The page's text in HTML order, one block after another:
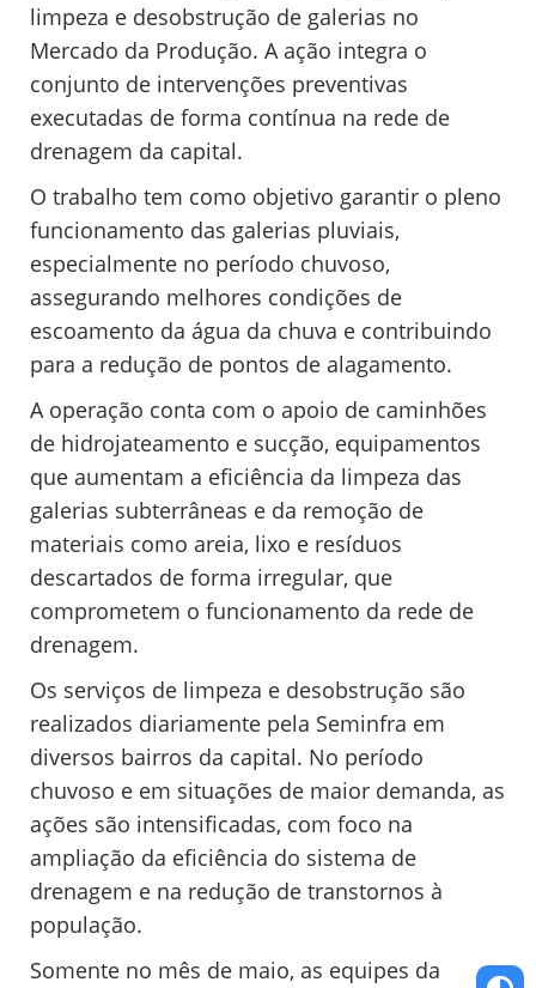
limpeza e desobstrução de galerias no
Mercado da Produção. A ação integra o
conjunto de intervenções preventivas
executadas de forma contínua na rede de
drenagem da capital.
O trabalho tem como objetivo garantir o pleno
funcionamento das galerias pluviais,
especialmente no período chuvoso,
assegurando melhores condições de
escoamento da água da chuva e contribuindo
para a redução de pontos de alagamento.
A operação conta com o apoio de caminhões
de hidrojateamento e sucção, equipamentos
que aumentam a eficiência da limpeza das
galerias subterrâneas e da remoção de
materiais como areia, lixo e resíduos
descartados de forma irregular, que
comprometem o funcionamento da rede de
drenagem.
Os serviços de limpeza e desobstrução são
realizados diariamente pela Seminfra em
diversos bairros da capital. No período
chuvoso e em situações de maior demanda, as
ações são intensificadas, com foco na
ampliação da eficiência do sistema de
drenagem e na redução de transtornos à
população.
Somente no mês de maio, as equipes da